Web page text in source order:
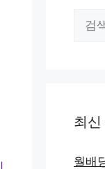
색:
최신
월배